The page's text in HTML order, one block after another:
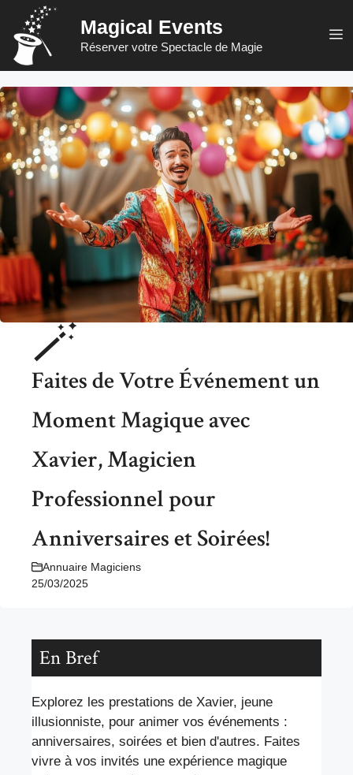
contenu
Magical Events
Réserver votre Spectacle de Magie
🪄
Faites de Votre Événement un
Moment Magique avec
Xavier, Magicien
Professionnel pour
Anniversaires et Soirées!
Annuaire Magiciens
25/03/2025
En Bref
Explorez les prestations de Xavier, jeune
illusionniste, pour animer vos événements :
anniversaires, soirées et bien d'autres. Faites
vivre à vos invités une expérience magique